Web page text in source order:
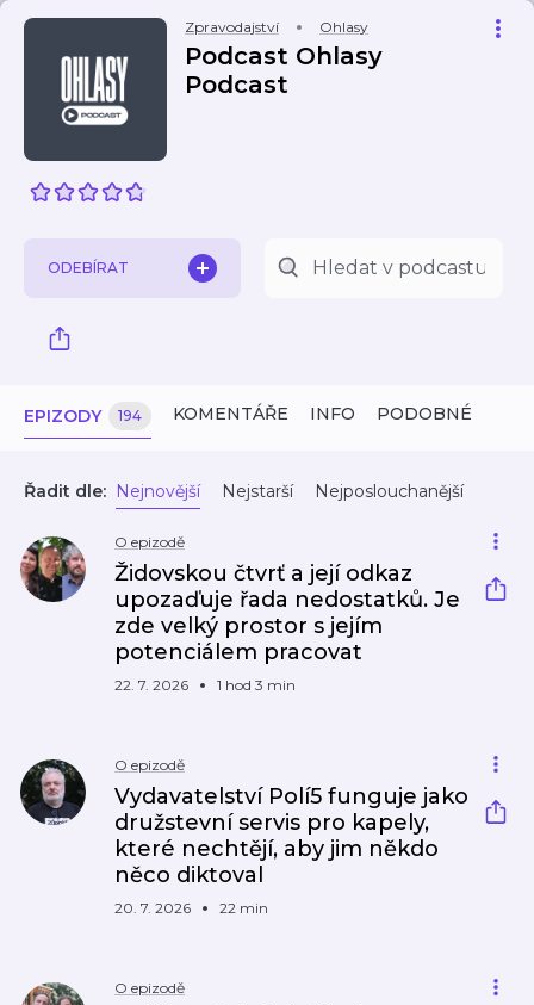
Zpravodajství Ohlasy
Podcast Ohlasy
Podcast
ODEBÍRAT
EPIZODY 194 KOMENTÁŘE INFO PODOBNÉ
Řadit dle: Nejnovější Nejstarší Nejposlouchanější
O epizodě
Židovskou čtvrť a její odkaz
upozaďuje řada nedostatků. Je
zde velký prostor s jejím
potenciálem pracovat
22. 7. 2026 1 hod 3 min
O epizodě
Vydavatelství Polí5 funguje jako
družstevní servis pro kapely,
které nechtějí, aby jim někdo
něco diktoval
20. 7. 2026 22 min
O epizodě